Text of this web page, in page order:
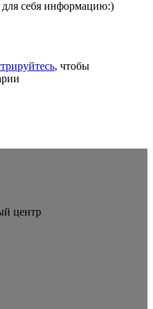
себя информацию:)
, чтобы
центр